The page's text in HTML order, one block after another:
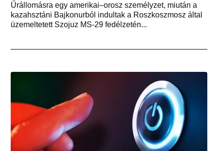
Űrállomásra egy amerikai–orosz személyzet, miután a
kazahsztáni Bajkonurból indultak a Roszkoszmosz által
üzemeltetett Szojuz MS-29 fedélzetén...